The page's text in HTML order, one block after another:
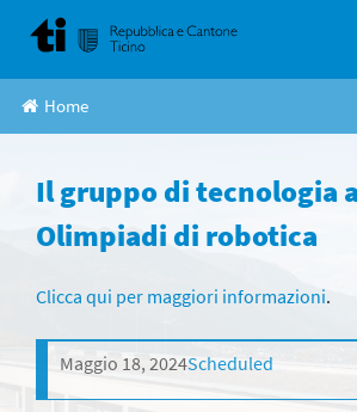
Home
Il gruppo di tecnologia
Olimpiadi di robotica
Clicca qui per maggiori informazioni.
Maggio 18, 2024Scheduled